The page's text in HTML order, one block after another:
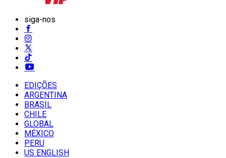
siga-nos
EDIÇÕES
ARGENTINA
BRASIL
CHILE
GLOBAL
MÉXICO
PERU
US ENGLISH